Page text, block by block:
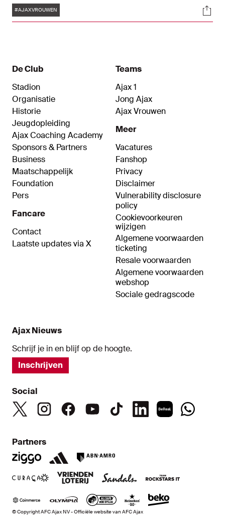
Eredivisie Cup. Recordinternational Sherida
Spitse maakte haar debuut in het Ajax-shirt.
Tags
#AJAXVROUWEN
De Club
Stadion
Organisatie
Historie
Jeugdopleiding
Ajax Coaching Academy
Sponsors & Partners
Business
Maatschappelijk
Foundation
Pers
Fancare
Contact
Laatste updates via X
Teams
Ajax 1
Jong Ajax
Ajax Vrouwen
Meer
Vacatures
Fanshop
Privacy
Disclaimer
Vulnerability disclosure
policy
Cookievoorkeuren
wijzigen
Algemene voorwaarden
ticketing
Resale voorwaarden
Algemene voorwaarden
webshop
Sociale gedragscode
Ajax Nieuws
Schrijf je in en blijf op de hoogte.
Inschrijven
Social
Partners
© Copyright AFC Ajax NV - Officiële website van AFC Ajax